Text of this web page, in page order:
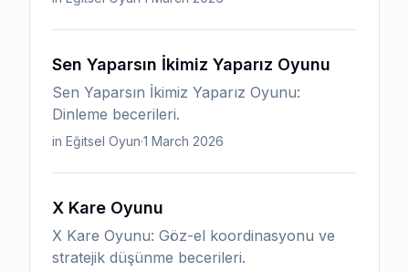
Sen Yaparsın İkimiz Yaparız Oyunu
Sen Yaparsın İkimiz Yaparız Oyunu:
Dinleme becerileri.
in Eğitsel Oyun·1 March 2026
X Kare Oyunu
X Kare Oyunu: Göz-el koordinasyonu ve
stratejik düşünme becerileri.